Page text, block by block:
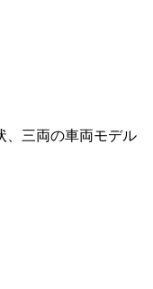
、三両の車両モデル